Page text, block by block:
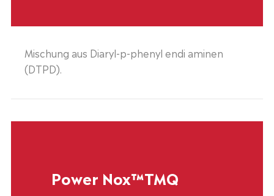
Mischung aus Diaryl-p-phenyl endi aminen
(DTPD).
Power Nox™TMQ